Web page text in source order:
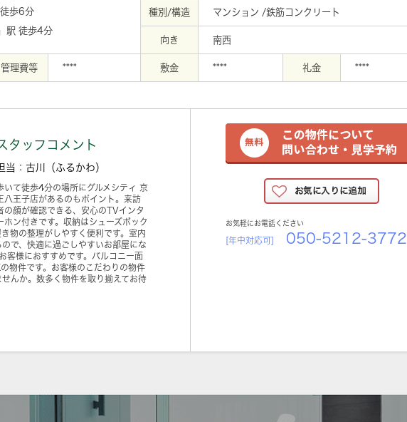
歩6分
」駅 徒歩4分
種別/構造 マンション /鉄筋コンクリート
向き 南西
管理費等 **** 敷金 **** 礼金 ****
タッフコメント
当：古川（ふるかわ）
いて徒歩4分の場所にグルメシティ 京
八王子店があるのもポイント。来訪
の顔が確認できる、安心のTVインタ
ホン付きです。収納はシューズボック
物の整理がしやすく便利です。室内
で、快適に過ごしやすいお部屋にな
客様におすすめです。バルコニー面
物件です。お客様のこだわりの物件
んか。数多く物件を取り揃えてお待
お気軽にお電話ください
[年中対応可] 050-5212-3772